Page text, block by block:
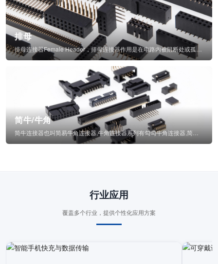
排母
排母连接器Female Header，排母连接器作用是在电路内被阻断处或孤立不通...
简牛/牛角
行业应用
覆盖多个行业，提供个性化应用方案